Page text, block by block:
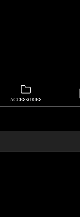
ACCESSORIES